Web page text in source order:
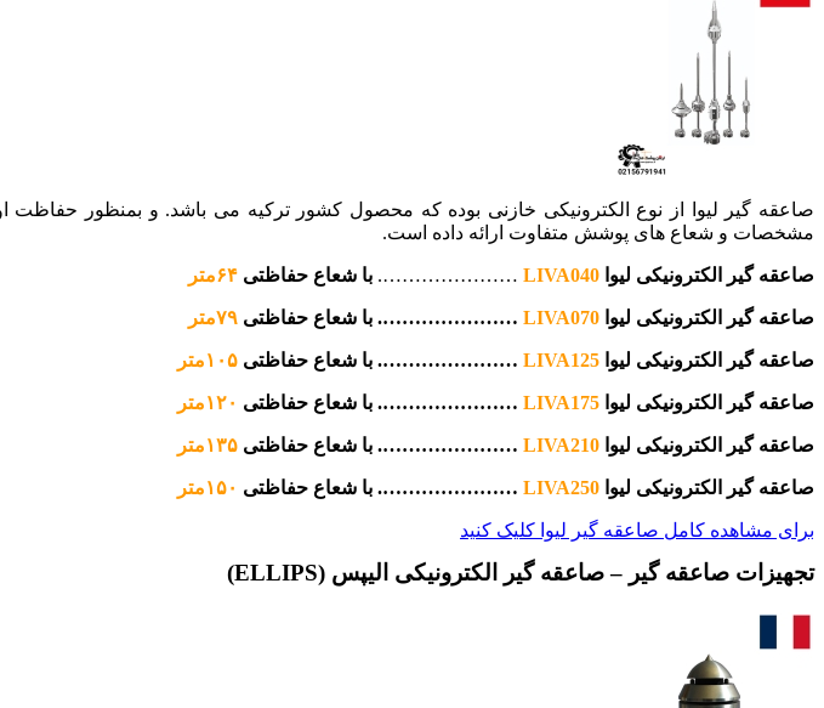
صاعقه گیر لیوا از نوع الکترونیکی خازنی بوده که محصول کشور ترکیه می باشد. و بمنظور
مشخصات و شعاع های پوشش متفاوت ارائه داده است.
صاعقه گیر الکترونیکی لیوا LIVA040
…………………. با شعاع حفاظتی ۶۴متر
صاعقه گیر الکترونیکی لیوا LIVA070 …………………. با شعاع حفاظتی ۷۹متر
صاعقه گیر الکترونیکی لیوا LIVA125 …………………. با شعاع حفاظتی ۱۰۵متر
صاعقه گیر الکترونیکی لیوا LIVA175
…………………. با شعاع حفاظتی ۱۲۰متر
صاعقه گیر الکترونیکی لیوا LIVA210 …………………. با شعاع حفاظتی ۱۳۵متر
صاعقه گیر الکترونیکی لیوا LIVA250
…………………. با شعاع حفاظتی ۱۵۰متر
برای مشاهده کامل صاعقه گیر لیوا کلیک کنید
تجهیزات صاعقه گیر – صاعقه گیر الکترونیکی الیپس (ELLIPS)